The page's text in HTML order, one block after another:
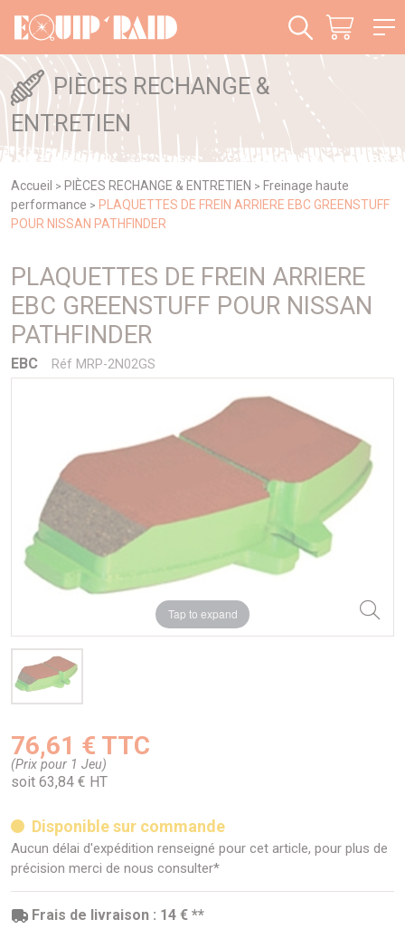
PIÈCES RECHANGE &
ENTRETIEN
Accueil > PIÈCES RECHANGE & ENTRETIEN > Freinage haute
performance > PLAQUETTES DE FREIN ARRIERE EBC GREENSTUFF
POUR NISSAN PATHFINDER
PLAQUETTES DE FREIN ARRIERE
EBC GREENSTUFF POUR NISSAN
PATHFINDER
EBC Réf MRP-2N02GS
Tap to expand
76,61 € TTC
(Prix pour 1 Jeu)
soit 63,84 € HT
Disponible sur commande
Aucun délai d'expédition renseigné pour cet article, pour plus de
précision merci de nous consulter*
Frais de livraison : 14 € **
Panneau de gestion des cookies